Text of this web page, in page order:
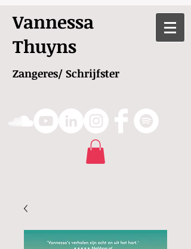
Vannessa
Thuyns
Zangeres/ Schrijfster